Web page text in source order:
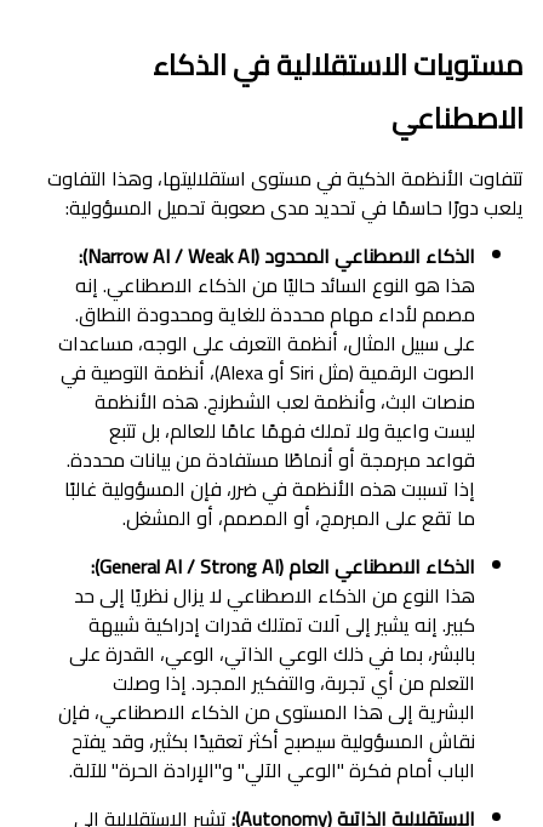
مستويات الاستقلالية في الذكاء
الاصطناعي
تتفاوت الأنظمة الذكية في مستوى استقلاليتها، وهذا التفاوت
يلعب دورًا حاسمًا في تحديد مدى صعوبة تحميل المسؤولية:
الذكاء الاصطناعي المحدود (Narrow AI / Weak AI):
هذا هو النوع السائد حاليًا من الذكاء الاصطناعي. إنه
مصمم لأداء مهام محددة للغاية ومحدودة النطاق.
على سبيل المثال، أنظمة التعرف على الوجه، مساعدات
الصوت الرقمية (مثل Siri أو Alexa)، أنظمة التوصية في
منصات البث، وأنظمة لعب الشطرنج. هذه الأنظمة
ليست واعية ولا تملك فهمًا عامًا للعالم، بل تتبع
قواعد مبرمجة أو أنماطًا مستفادة من بيانات محددة.
إذا تسببت هذه الأنظمة في ضرر، فإن المسؤولية غالبًا
ما تقع على المبرمج، أو المصمم، أو المشغل.
الذكاء الاصطناعي العام (General AI / Strong AI):
هذا النوع من الذكاء الاصطناعي لا يزال نظريًا إلى حد
كبير. إنه يشير إلى آلات تمتلك قدرات إدراكية شبيهة
بالبشر، بما في ذلك الوعي الذاتي، الوعي، القدرة على
التعلم من أي تجربة، والتفكير المجرد. إذا وصلت
البشرية إلى هذا المستوى من الذكاء الاصطناعي، فإن
نقاش المسؤولية سيصبح أكثر تعقيدًا بكثير، وقد يفتح
الباب أمام فكرة "الوعي الآلي" و"الإرادة الحرة" للآلة.
الاستقلالية الذاتية (Autonomy):
تشير الاستقلالية إلى